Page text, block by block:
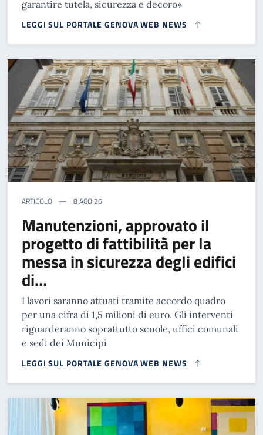
garantire tutela, sicurezza e decoro»
LEGGI SUL PORTALE GENOVA WEB NEWS
ARTICOLO 8 AGO 26
Manutenzioni, approvato il
progetto di fattibilità per la
messa in sicurezza degli edifici
di…
I lavori saranno attuati tramite accordo quadro
per una cifra di 1,5 milioni di euro. Gli interventi
riguarderanno soprattutto scuole, uffici comunali
e sedi dei Municipi
LEGGI SUL PORTALE GENOVA WEB NEWS